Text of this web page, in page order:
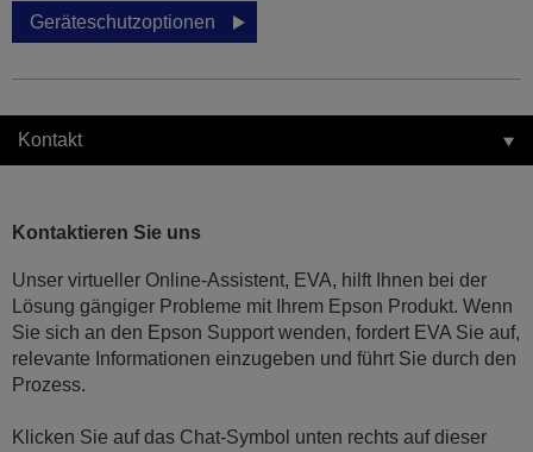
Geräteschutzoptionen
Kontakt
Kontaktieren Sie uns
Unser virtueller Online-Assistent, EVA, hilft Ihnen bei der
Lösung gängiger Probleme mit Ihrem Epson Produkt. Wenn
Sie sich an den Epson Support wenden, fordert EVA Sie auf,
relevante Informationen einzugeben und führt Sie durch den
Prozess.
Klicken Sie auf das Chat-Symbol unten rechts auf dieser